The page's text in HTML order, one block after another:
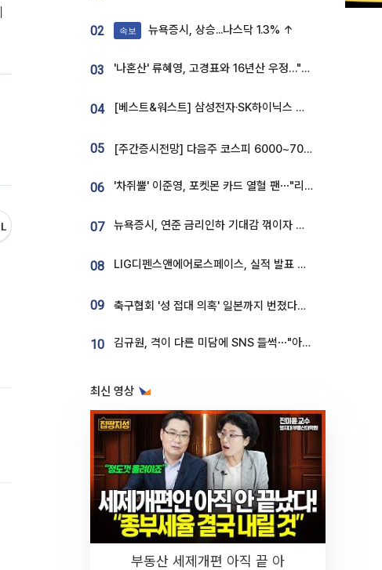
02 속보 뉴욕증시, 상승...나스닥 1.3% ↑
03 '나혼산' 류혜영, 고경표와 16년산 우정…"자취방서 부모님과 마주쳐"
04 [베스트&워스트] 삼성전자·SK하이닉스 밀린 한 주…상상인증권은 85% 급등
05 [주간증시전망] 다음주 코스피 6000~7000⋯“外人 수급은 정책이 변수”
06 '차쥐뿔' 이준영, 포켓몬 카드 열혈 팬⋯"리셀러 처단할 것"
07 뉴욕증시, 연준 금리인하 기대감 꺾이자 상승...S&P500 사상 최고치 [종합]
08 LIG디펜스앤에어로스페이스, 실적 발표 후 급락→반등⋯증권가 “28년까지 튼튼”
09 축구협회 '성 접대 의혹' 일본까지 번졌다…日 심판 실명 공개
10 김규원, 격이 다른 미담에 SNS 들썩⋯"아이 속옷 빨고 졸업식도 참석"
최신 영상
부동산 세제개편 아직 끝 아